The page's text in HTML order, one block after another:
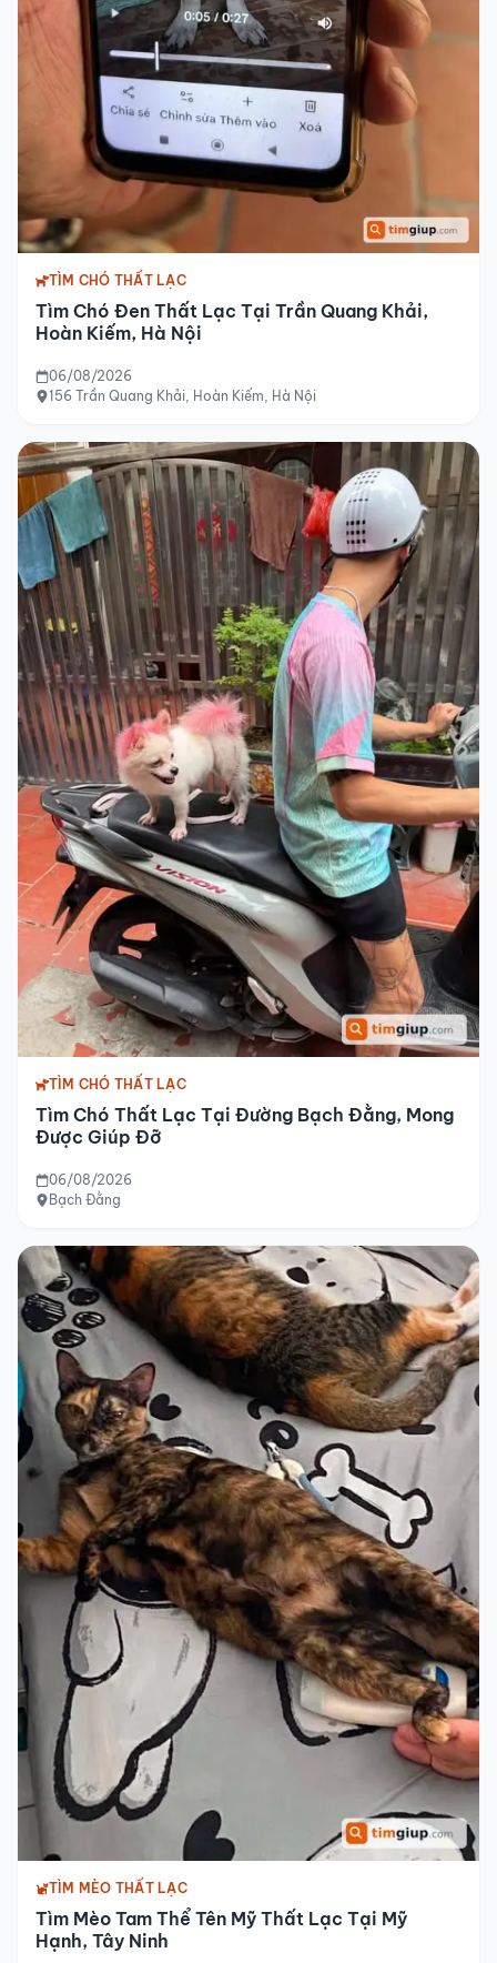
TÌM CHÓ THẤT LẠC
Tìm Chó Đen Thất Lạc Tại Trần Quang Khải,
Hoàn Kiếm, Hà Nội
06/08/2026
156 Trần Quang Khải, Hoàn Kiếm, Hà Nội
TÌM CHÓ THẤT LẠC
Tìm Chó Thất Lạc Tại Đường Bạch Đằng, Mong
Được Giúp Đỡ
06/08/2026
Bạch Đằng
TÌM MÈO THẤT LẠC
Tìm Mèo Tam Thể Tên Mỹ Thất Lạc Tại Mỹ
Hạnh, Tây Ninh